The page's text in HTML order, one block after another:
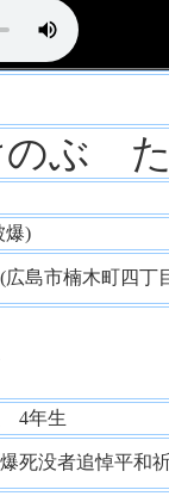
のぶ
爆)
広島市楠木町四
4年生
爆死没者追悼平